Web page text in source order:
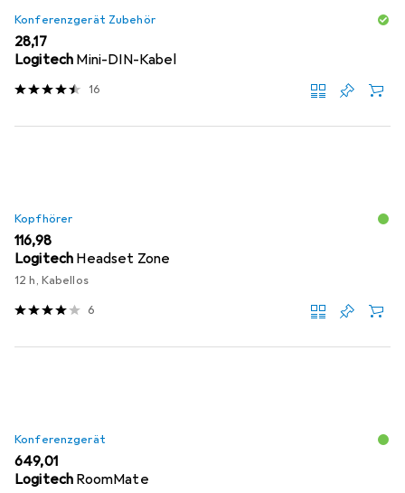
Konferenzgerät Zubehör
EUR
28,17
Logitech Mini-DIN-Kabel
16
Kopfhörer
EUR
116,98
Logitech Headset Zone
12 h, Kabellos
6
Konferenzgerät
EUR
649,01
Logitech RoomMate